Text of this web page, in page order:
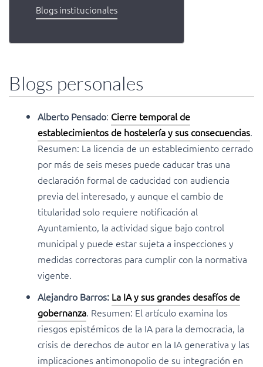
Blogs institucionales
Blogs personales
Alberto Pensado: Cierre temporal de
establecimientos de hostelería y sus consecuencias.
Resumen: La licencia de un establecimiento cerrado
por más de seis meses puede caducar tras una
declaración formal de caducidad con audiencia
previa del interesado, y aunque el cambio de
titularidad solo requiere notificación al
Ayuntamiento, la actividad sigue bajo control
municipal y puede estar sujeta a inspecciones y
medidas correctoras para cumplir con la normativa
vigente.
Alejandro Barros: La IA y sus grandes desafíos de
gobernanza. Resumen: El artículo examina los
riesgos epistémicos de la IA para la democracia, la
crisis de derechos de autor en la IA generativa y las
implicaciones antimonopolio de su integración en